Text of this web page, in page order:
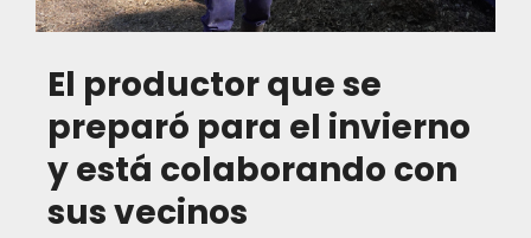
El productor que se
preparó para el invierno
y está colaborando con
sus vecinos